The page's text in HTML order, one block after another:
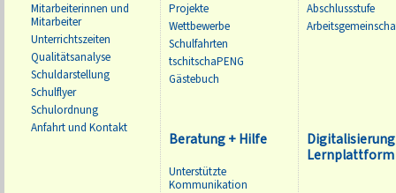
Mitarbeiterinnen und
Mitarbeiter
Unterrichtszeiten
Qualitätsanalyse
Schuldarstellung
Schulflyer
Schulordnung
Anfahrt und Kontakt
Projekte
Wettbewerbe
Schulfahrten
tschitschaPENG
Gästebuch
Abschlussstufe
Beratung + Hilfe
Unterstützte
Kommunikation
Lernplattform